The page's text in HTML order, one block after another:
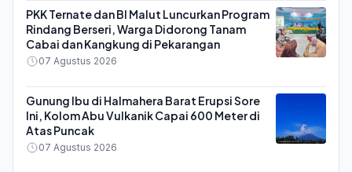
PKK Ternate dan BI Malut Luncurkan Program
Rindang Berseri, Warga Didorong Tanam
Cabai dan Kangkung di Pekarangan
07 Agustus 2026
Gunung Ibu di Halmahera Barat Erupsi Sore
Ini, Kolom Abu Vulkanik Capai 600 Meter di
Atas Puncak
07 Agustus 2026